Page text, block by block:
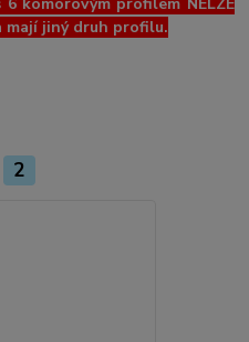
komorovým profilem NELZE
mají jiný druh profilu.
2